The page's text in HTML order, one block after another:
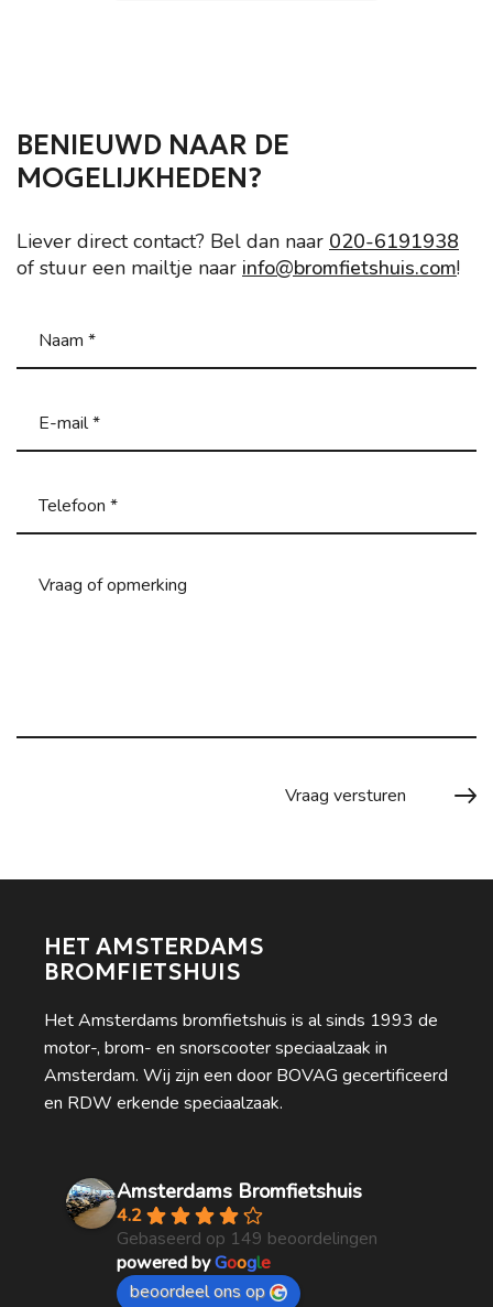
BENIEUWD NAAR DE
MOGELIJKHEDEN?
Liever direct contact? Bel dan naar 020-6191938
of stuur een mailtje naar info@bromfietshuis.com!
HET AMSTERDAMS
BROMFIETSHUIS
Het Amsterdams bromfietshuis is al sinds 1993 de
motor-, brom- en snorscooter speciaalzaak in
Amsterdam. Wij zijn een door BOVAG gecertificeerd
en RDW erkende speciaalzaak.
Amsterdams Bromfietshuis
4.2
Gebaseerd op 149 beoordelingen
powered byGoogle
beoordeel ons op